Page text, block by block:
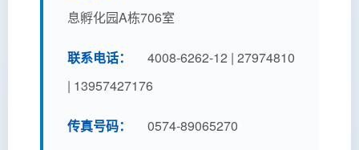
息孵化园A栋706室
联系电话：
4008-6262-12 | 27974810
| 13957427176
传真号码： 0574-89065270